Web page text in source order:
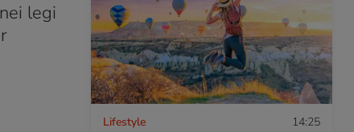
legi
Lifestyle 14:25